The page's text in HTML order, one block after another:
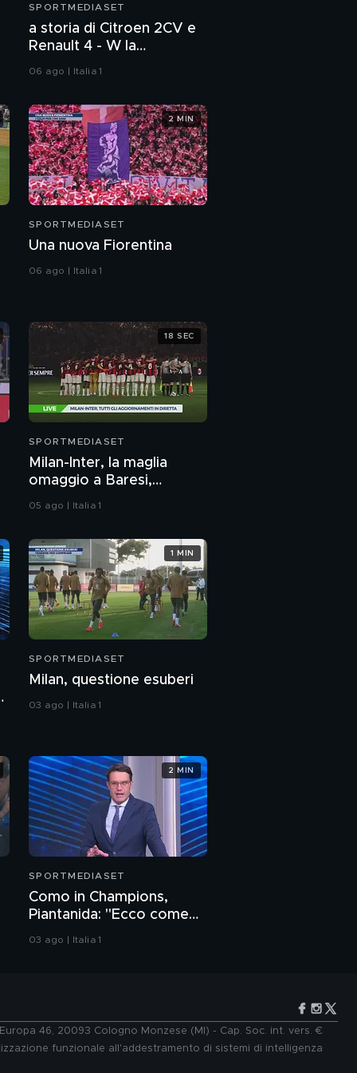
SPORTMEDIASET
a storia di Citroen 2CV e
Renault 4 - W la
rivoluzione
06 ago | Italia 1
SPORTMEDIASET
Una nuova Fiorentina
06 ago | Italia 1
2 MIN
SPORTMEDIASET
Milan-Inter, la maglia
omaggio a Baresi,
applausi a minuto 6
05 ago | Italia 1
18 SEC
SPORTMEDIASET
Milan, questione esuberi
03 ago | Italia 1
1 MIN
SPORTMEDIASET
Como in Champions,
Piantanida: "Ecco come
stanno davvero le cose"
03 ago | Italia 1
2 MIN
46, 20093 Cologno Monzese (MI) - Cap. Soc. int. vers. €
funzionale all'addestramento di sistemi di intelligenza